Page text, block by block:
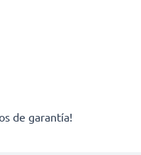
de garantía!